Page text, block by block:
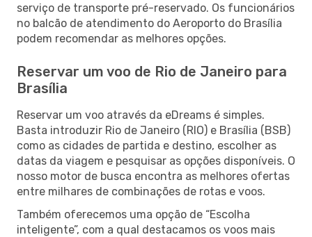
serviço de transporte pré-reservado. Os funcionários
no balcão de atendimento do Aeroporto do Brasília
podem recomendar as melhores opções.
Reservar um voo de Rio de Janeiro para
Brasília
Reservar um voo através da eDreams é simples.
Basta introduzir Rio de Janeiro (RIO) e Brasília (BSB)
como as cidades de partida e destino, escolher as
datas da viagem e pesquisar as opções disponíveis. O
nosso motor de busca encontra as melhores ofertas
entre milhares de combinações de rotas e voos.
Também oferecemos uma opção de “Escolha
inteligente”, com a qual destacamos os voos mais